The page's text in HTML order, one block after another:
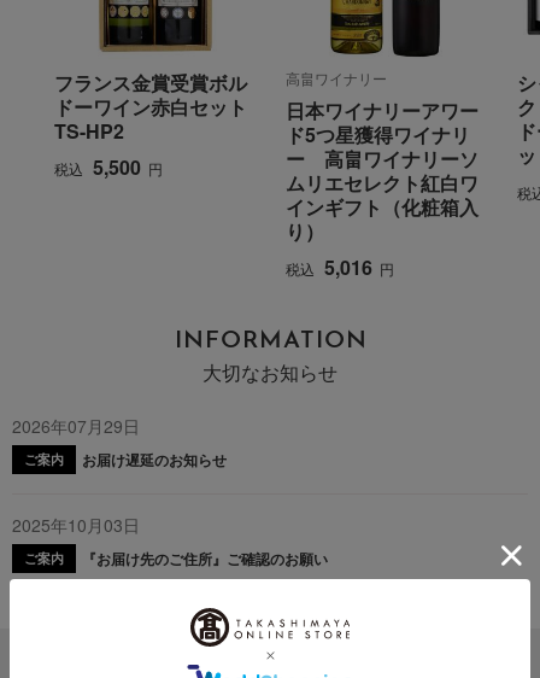
フランス金賞受賞ボル
ドーワイン赤白セット
TS-HP2
税込 5,500 円
高畠ワイナリー
日本ワイナリーアワー
ド5つ星獲得ワイナリ
ー 高畠ワイナリーソ
ムリエセレクト紅白ワ
インギフト（化粧箱入
り）
税込 5,016 円
税
INFORMATION
大切なお知らせ
2026年07月29日
ご案内 お届け遅延のお知らせ
2025年10月03日
ご案内 『お届け先のご住所』ご確認のお願い